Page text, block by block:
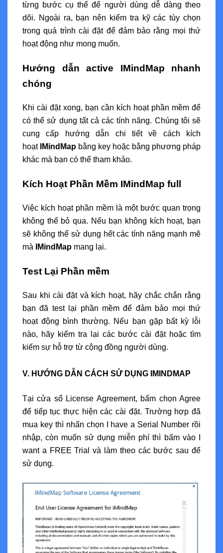
từng bước cụ thể để người dùng dễ dàng theo
dõi. Ngoài ra, bạn nên kiểm tra kỹ các tùy chọn
trong quá trình cài đặt để đảm bảo rằng mọi thứ
hoạt động như mong muốn.
Hướng dẫn active IMindMap nhanh
chóng
Khi cài đặt xong, bạn cần kích hoạt phần mềm để
có thể sử dụng tất cả các tính năng. Chúng tôi sẽ
cung cấp hướng dẫn chi tiết về cách kích
hoạt IMindMap bằng key hoặc bằng phương pháp
khác mà bạn có thể tham khảo.
Kích Hoạt Phần Mềm IMindMap full
Việc kích hoạt phần mềm là một bước quan trọng
không thể bỏ qua. Nếu bạn không kích hoạt, bạn
sẽ không thể sử dụng hết các tính năng mạnh mẽ
mà
IMindMap mang lại.
Test Lại Phần mềm
Sau khi cài đặt và kích hoạt, hãy chắc chắn rằng
bạn đã test lại phần mềm để đảm bảo mọi thứ
hoạt động bình thường. Nếu bạn gặp bất kỳ lỗi
nào, hãy kiểm tra lại các bước cài đặt hoặc tìm
kiếm sự hỗ trợ từ cộng đồng người dùng.
V. HƯỚNG DẪN CÁCH SỬ DỤNG IMINDMAP
Tại cửa sổ License Agreement, bấm chọn Agree
để tiếp tục thực hiện các cài đặt. Trường hợp đã
mua key thì nhấn chọn I have a Serial Number rồi
nhập, còn muốn sử dụng miễn phí thì bấm vào I
want a FREE Trial và làm theo các bước sau để
sử dụng.